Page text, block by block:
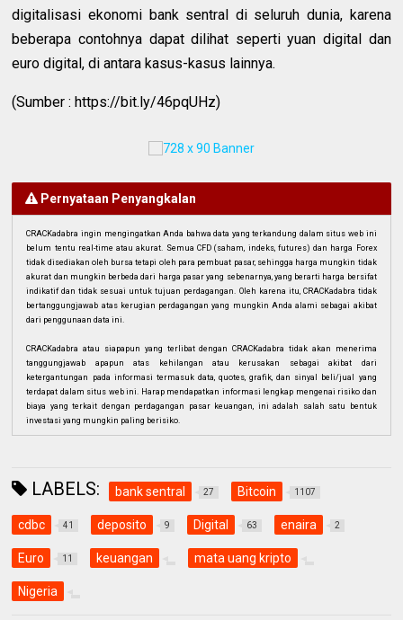
digitalisasi ekonomi bank sentral di seluruh dunia, karena
beberapa contohnya dapat dilihat seperti yuan digital dan
euro digital, di antara kasus-kasus lainnya.
(Sumber : https://bit.ly/46pqUHz)
Pernyataan Penyangkalan
CRACKadabra ingin mengingatkan Anda bahwa data yang terkandung dalam situs web ini
belum tentu real-time atau akurat. Semua CFD (saham, indeks, futures) dan harga Forex
tidak disediakan oleh bursa tetapi oleh para pembuat pasar, sehingga harga mungkin tidak
akurat dan mungkin berbeda dari harga pasar yang sebenarnya, yang berarti harga bersifat
indikatif dan tidak sesuai untuk tujuan perdagangan. Oleh karena itu, CRACKadabra tidak
bertanggungjawab atas kerugian perdagangan yang mungkin Anda alami sebagai akibat
dari penggunaan data ini.
CRACKadabra atau siapapun yang terlibat dengan CRACKadabra tidak akan menerima
tanggungjawab apapun atas kehilangan atau kerusakan sebagai akibat dari
ketergantungan pada informasi termasuk data, quotes, grafik, dan sinyal beli/jual yang
terdapat dalam situs web ini. Harap mendapatkan informasi lengkap mengenai risiko dan
biaya yang terkait dengan perdagangan pasar keuangan, ini adalah salah satu bentuk
investasi yang mungkin paling berisiko.
LABELS: bank sentral 27 Bitcoin 1107
cdbc 41 deposito 9 Digital 63 enaira 2
Euro 11 keuangan mata uang kripto
Nigeria